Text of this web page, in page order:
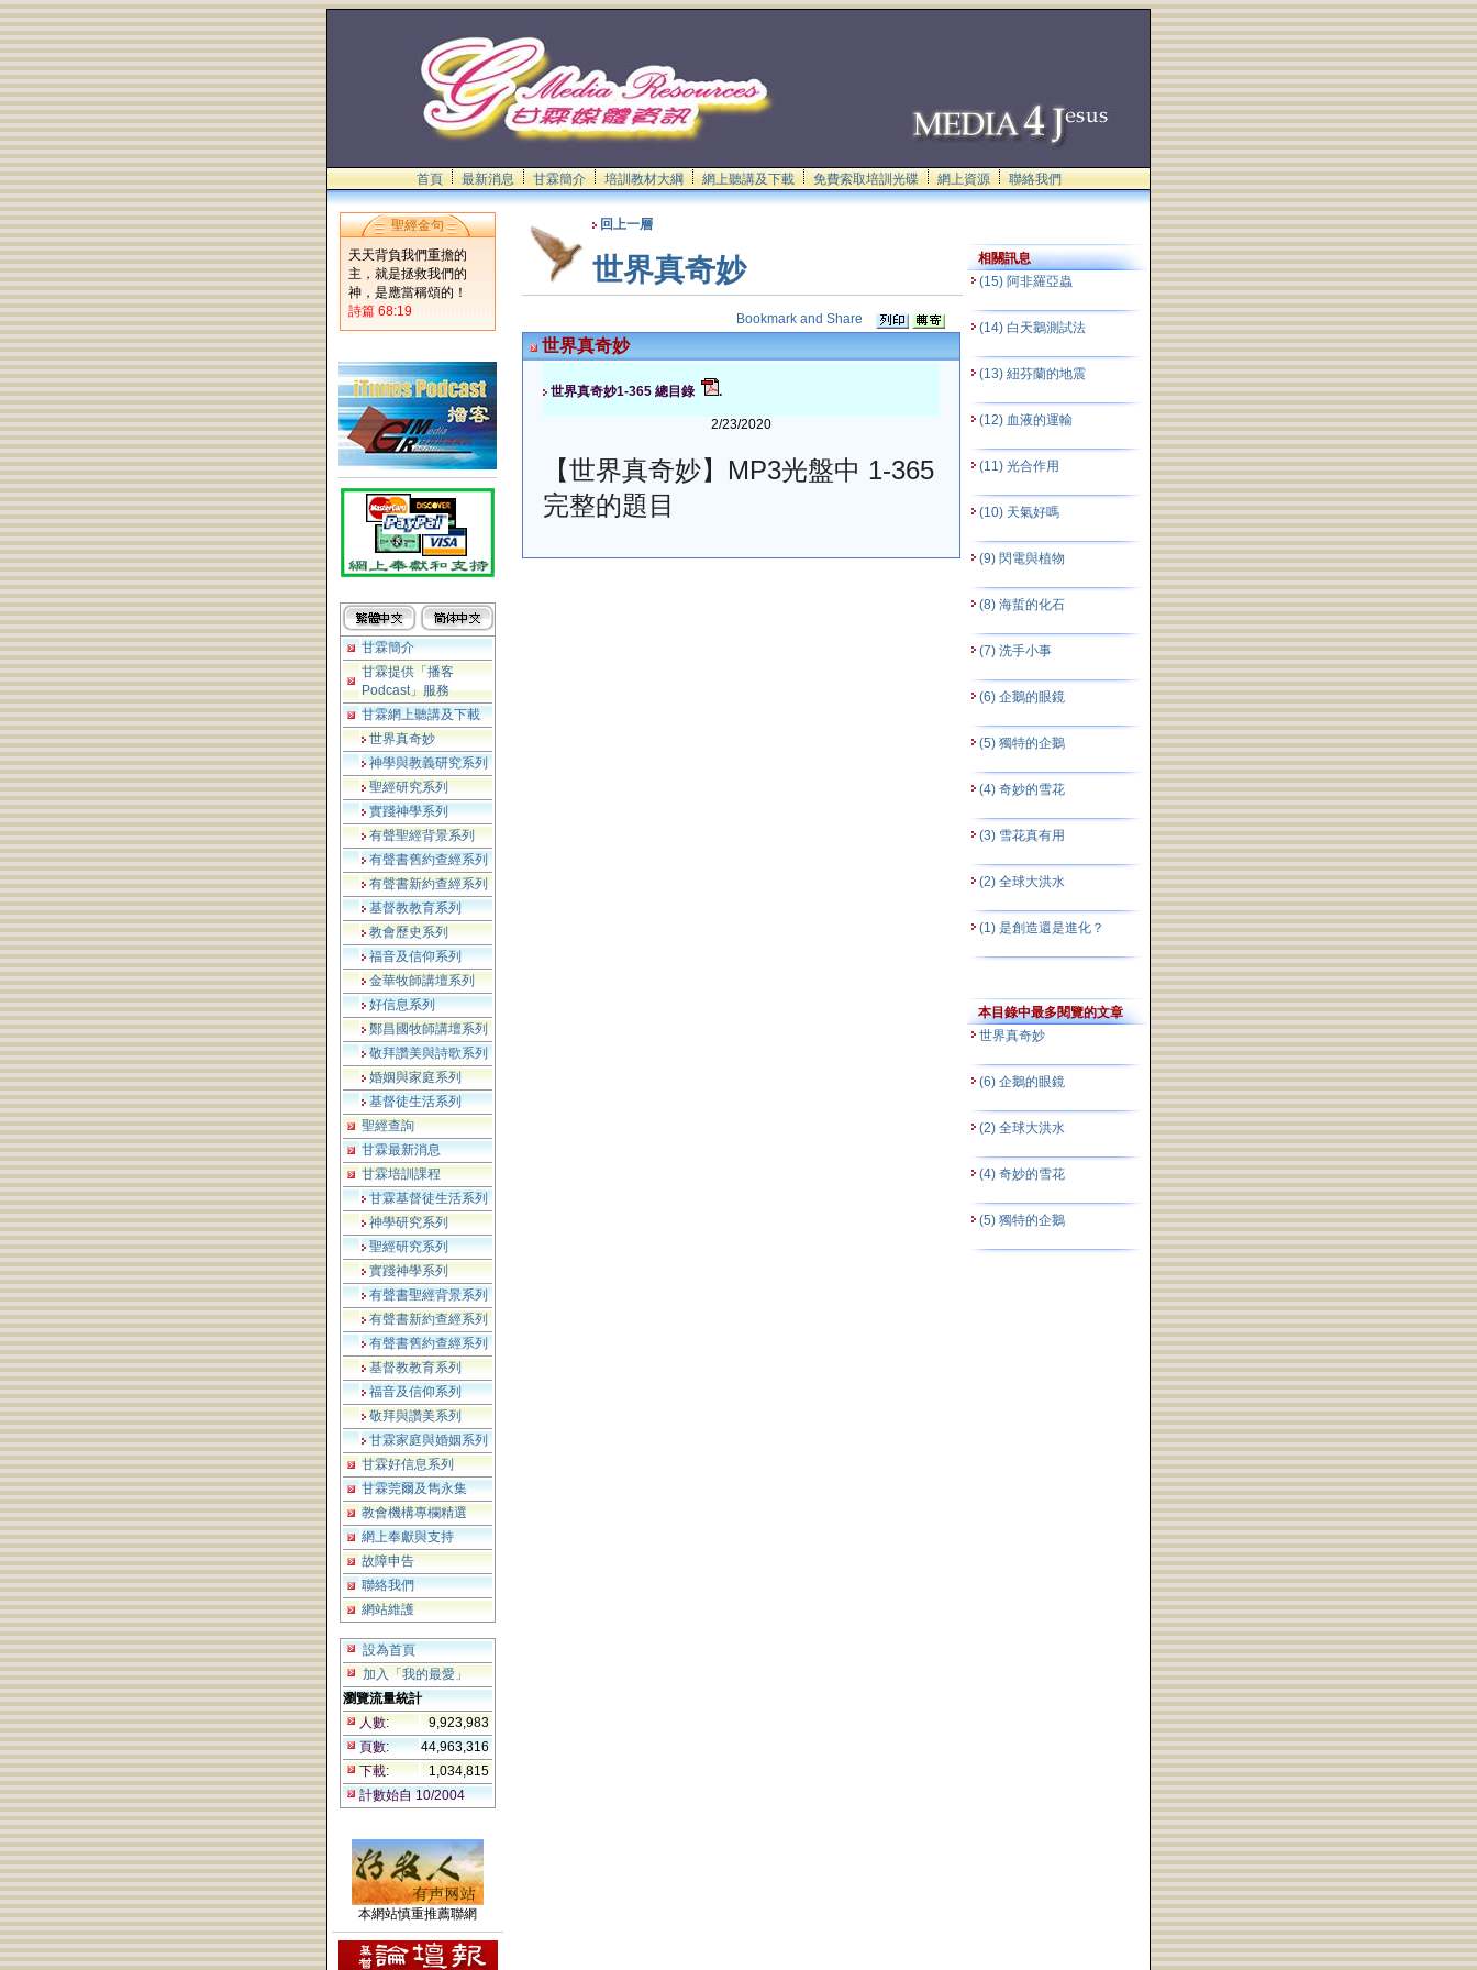
首頁 最新消息 甘霖簡介 培訓教材大綱 網上聽講及下載 免費索取培訓光碟 網上資源 聯絡我們
聖經金句
天天背負我們重擔的
主，就是拯救我們的
神，是應當稱頌的！
詩篇 68:19
甘霖簡介
甘霖提供「播客
Podcast」服務
甘霖網上聽講及下載
世界真奇妙
神學與教義研究系列
聖經研究系列
實踐神學系列
有聲聖經背景系列
有聲書舊約查經系列
有聲書新約查經系列
基督教教育系列
教會歷史系列
福音及信仰系列
金華牧師講壇系列
好信息系列
鄭昌國牧師講壇系列
敬拜讚美與詩歌系列
婚姻與家庭系列
基督徒生活系列
聖經查詢
甘霖最新消息
甘霖培訓課程
甘霖基督徒生活系列
神學研究系列
聖經研究系列
實踐神學系列
有聲書聖經背景系列
有聲書新約查經系列
有聲書舊約查經系列
基督教教育系列
福音及信仰系列
敬拜與讚美系列
甘霖家庭與婚姻系列
甘霖好信息系列
甘霖莞爾及雋永集
教會機構專欄精選
網上奉獻與支持
故障申告
聯絡我們
網站維護
設為首頁
加入「我的最愛」
瀏覽流量統計
人數:
9,923,983
頁數:
44,963,316
下載:
1,034,815
計數始自 10/2004
本網站慎重推薦聯網
回上一層
世界真奇妙
世界真奇妙
世界真奇妙1-365 總目錄 .
2/23/2020
【世界真奇妙】MP3光盤中 1-365
完整的題目
相關訊息
(15) 阿非羅亞蟲
(14) 白天鵝測試法
(13) 紐芬蘭的地震
(12) 血液的運輸
(11) 光合作用
(10) 天氣好嗎
(9) 閃電與植物
(8) 海蜇的化石
(7) 洗手小事
(6) 企鵝的眼鏡
(5) 獨特的企鵝
(4) 奇妙的雪花
(3) 雪花真有用
(2) 全球大洪水
(1) 是創造還是進化？
本目錄中最多閱覽的文章
世界真奇妙
(6) 企鵝的眼鏡
(2) 全球大洪水
(4) 奇妙的雪花
(5) 獨特的企鵝